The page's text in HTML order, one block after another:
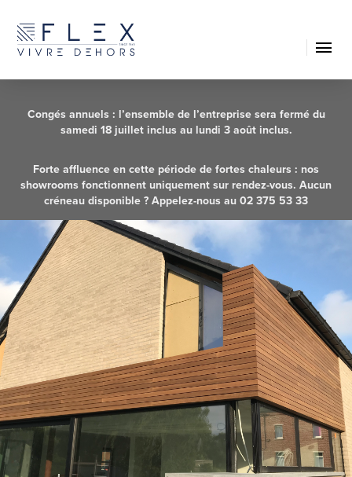
FR
Congés annuels : l’ensemble de l’entreprise sera fermé du
samedi 18 juillet inclus au lundi 3 août inclus.
Forte affluence en cette période de fortes chaleurs : nos
showrooms fonctionnent uniquement sur rendez-vous. Aucun
créneau disponible ? Appelez-nous au 02 375 53 33